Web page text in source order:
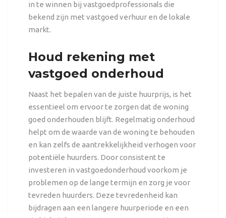
in te winnen bij vastgoedprofessionals die
bekend zijn met vastgoed verhuur en de lokale
markt.
Houd rekening met
vastgoed onderhoud
Naast het bepalen van de juiste huurprijs, is het
essentieel om ervoor te zorgen dat de woning
goed onderhouden blijft. Regelmatig onderhoud
helpt om de waarde van de woning te behouden
en kan zelfs de aantrekkelijkheid verhogen voor
potentiële huurders. Door consistent te
investeren in vastgoedonderhoud voorkom je
problemen op de lange termijn en zorg je voor
tevreden huurders. Deze tevredenheid kan
bijdragen aan een langere huurperiode en een